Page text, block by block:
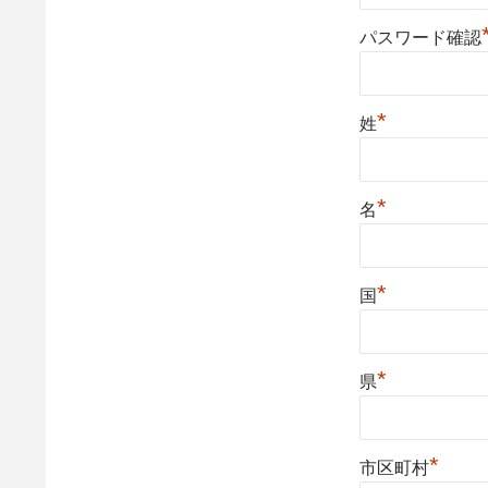
パスワード確認
姓*
名*
国*
県*
市区町村*